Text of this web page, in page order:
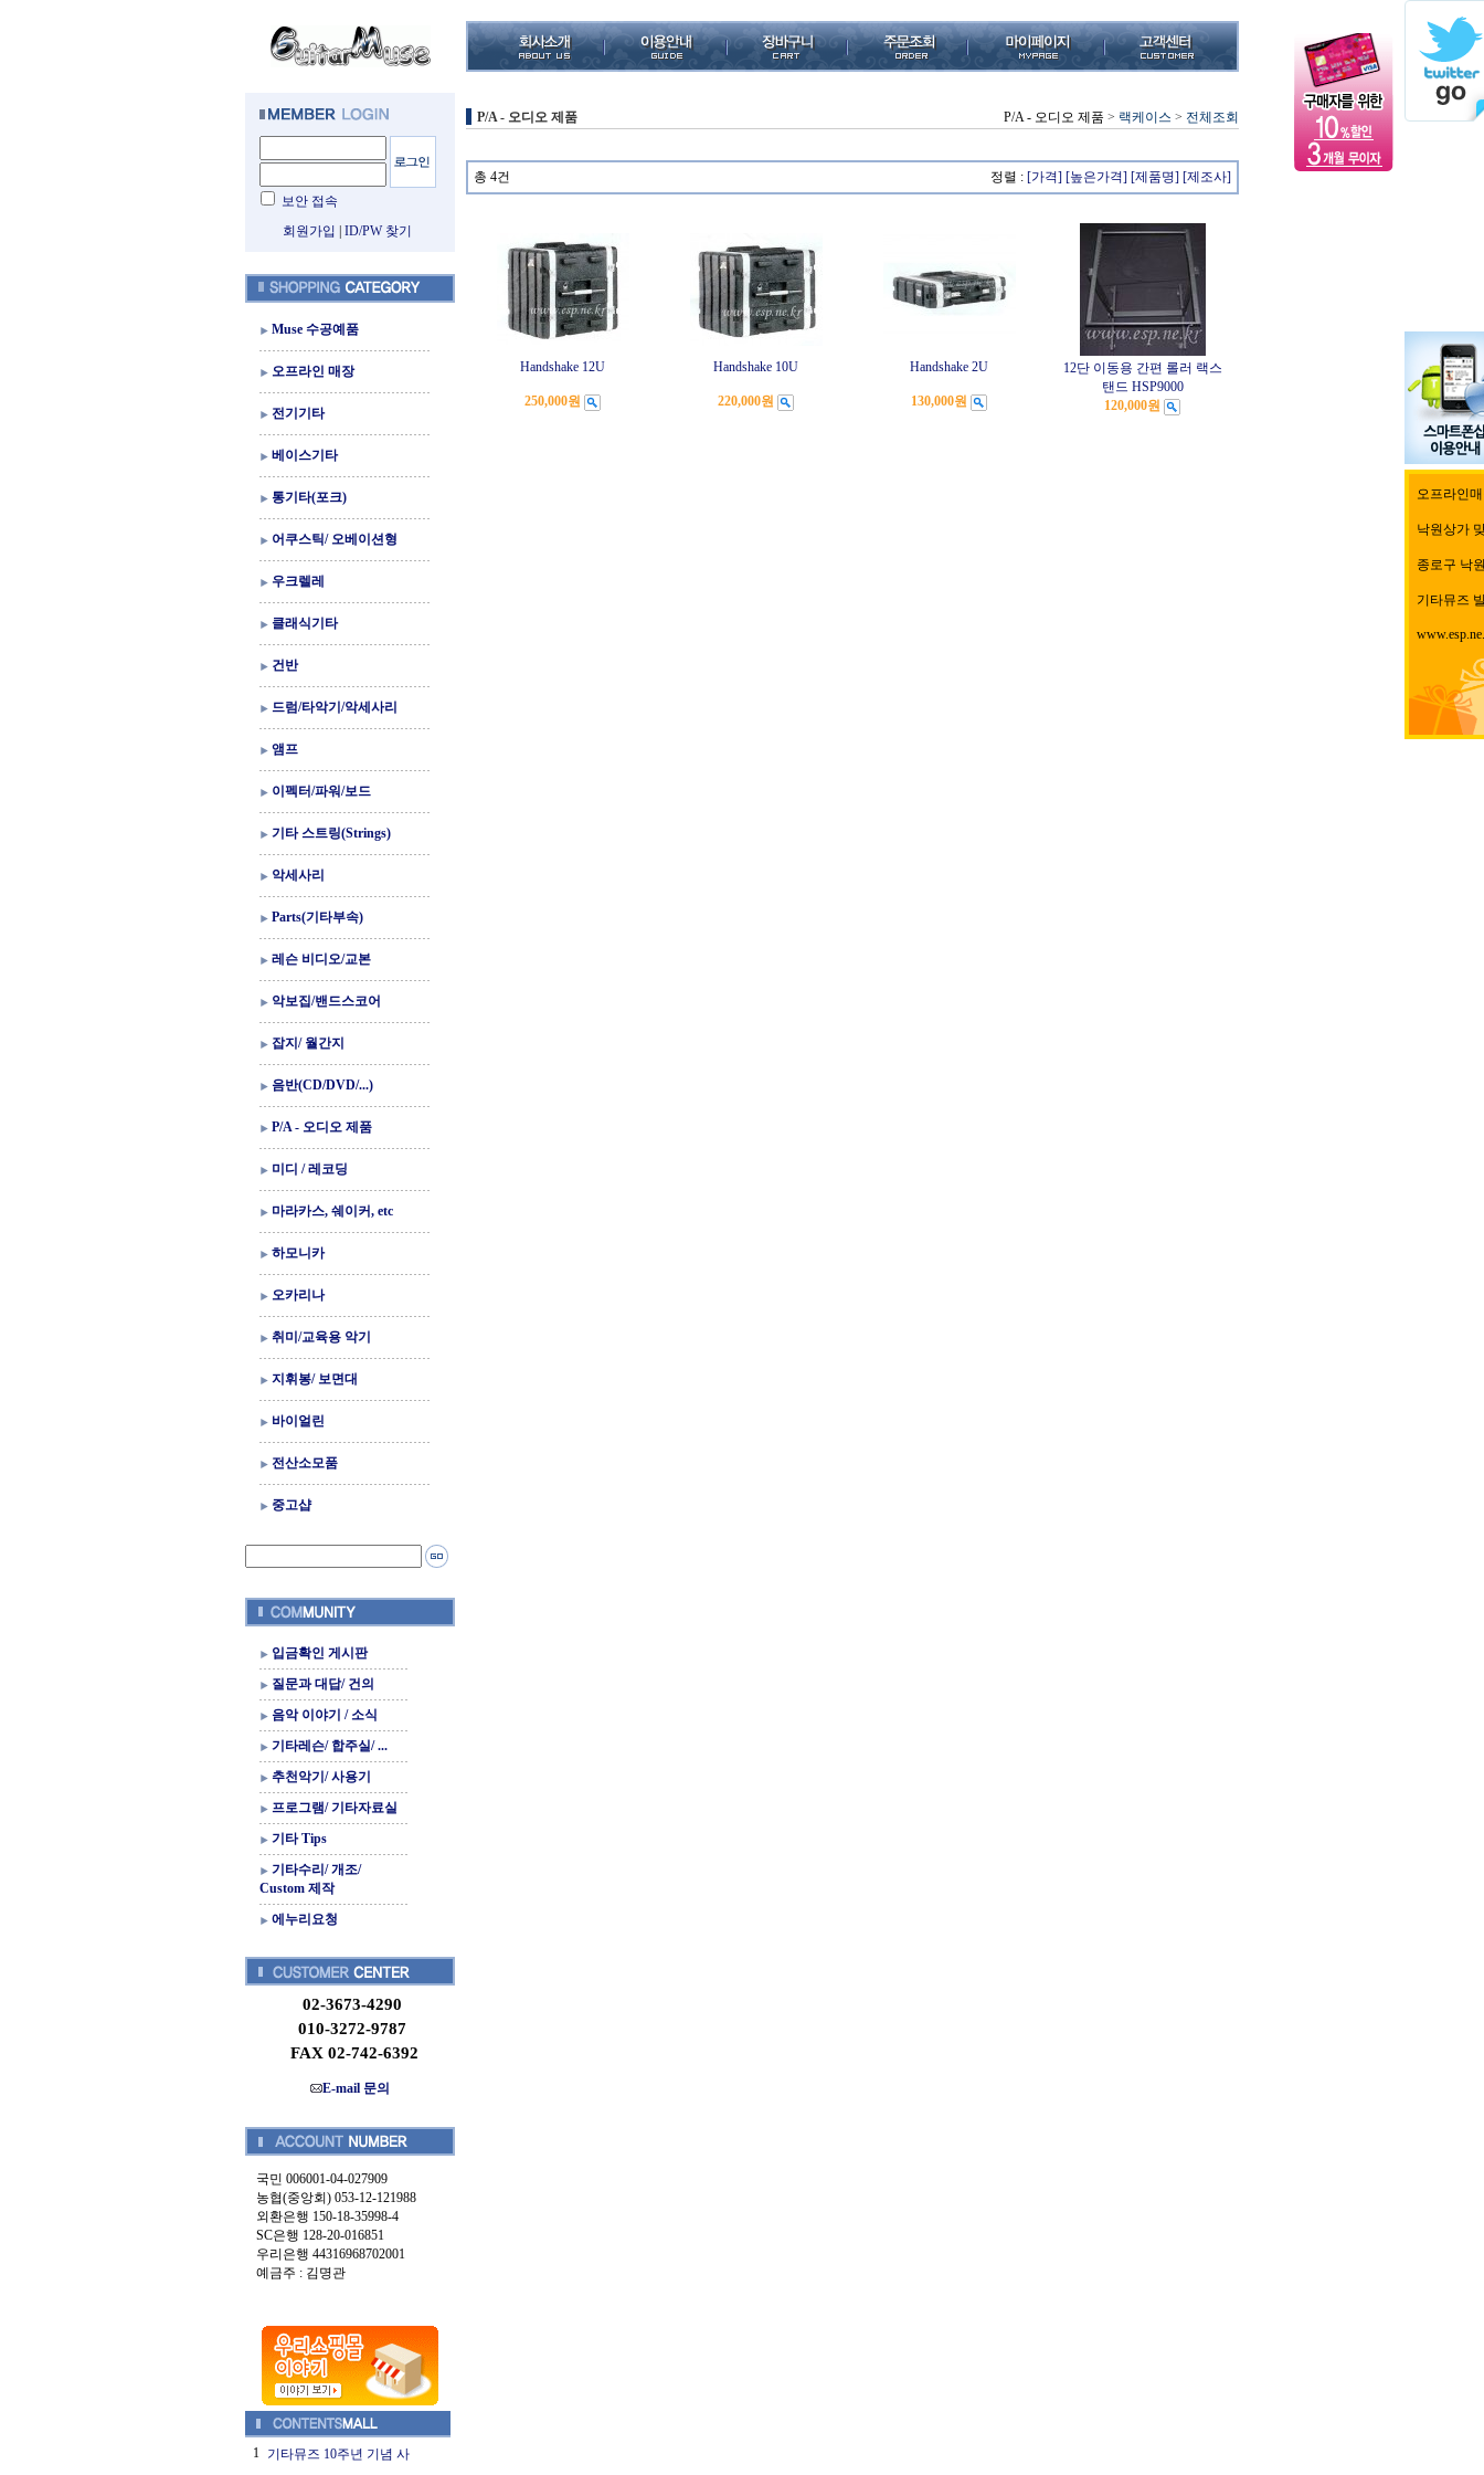
보안 접속
회원가입
ID/PW 찾기
Muse 수공예품
오프라인 매장
전기기타
베이스기타
통기타(포크)
어쿠스틱/ 오베이션형
우크렐레
클래식기타
건반
드럼/타악기/악세사리
앰프
이펙터/파워/보드
기타 스트링(Strings)
악세사리
Parts(기타부속)
레슨 비디오/교본
악보집/밴드스코어
잡지/ 월간지
음반(CD/DVD/...)
P/A - 오디오 제품
미디 / 레코딩
마라카스, 쉐이커, etc
하모니카
오카리나
취미/교육용 악기
지휘봉/ 보면대
바이얼린
전산소모품
중고샵
입금확인 게시판
질문과 대답/ 건의
음악 이야기 / 소식
기타레슨/ 합주실/ ...
추천악기/ 사용기
프로그램/ 기타자료실
기타 Tips
기타수리/ 개조/
Custom 제작
에누리요청
02-3673-4290
010-3272-9787
FAX 02-742-6392
E-mail 문의
국민 006001-04-027909
농협(중앙회) 053-12-121988
외환은행 150-18-35998-4
SC은행 128-20-016851
우리은행 44316968702001
예금주 : 김명관
1 기타뮤즈 10주년 기념 사
P/A - 오디오 제품 P/A - 오디오 제품 > 랙케이스 > 전체조회
총 4건 정렬 : [가격] [높은가격] [제품명] [제조사]
Handshake 12U
250,000원
Handshake 10U
220,000원
Handshake 2U
130,000원
12단 이동용 간편 롤러 랙스
탠드 HSP9000
120,000원
오프라인
낙원상가
종로구 낙
기타뮤즈